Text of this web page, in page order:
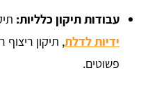
עבודות תיקון כלליות:
ידיות לדלת, תיקון
פשוטים.